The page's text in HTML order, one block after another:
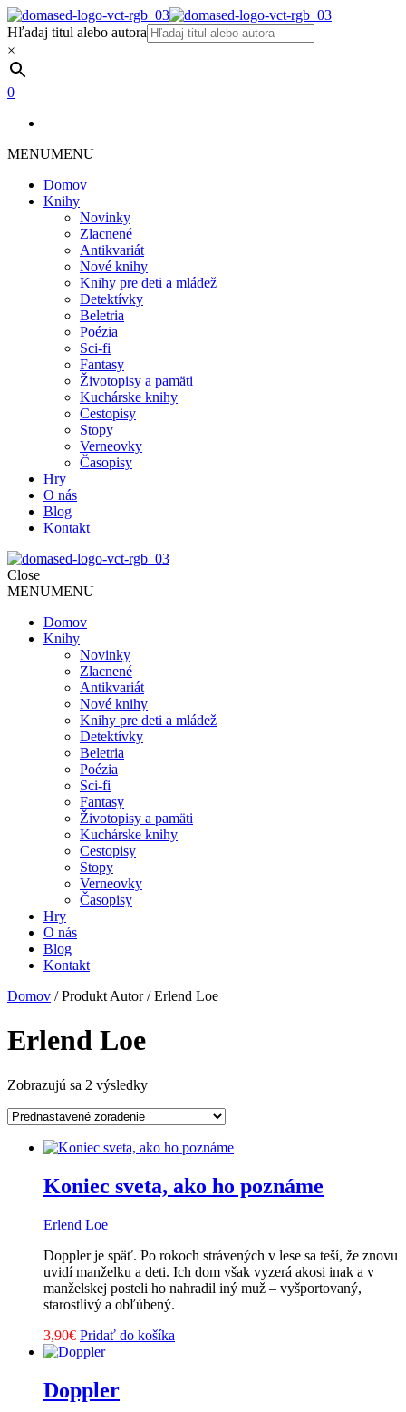
Hľadaj titul alebo autora
×
0
MENUMENU
Domov
Knihy
Novinky
Zlacnené
Antikvariát
Nové knihy
Knihy pre deti a mládež
Detektívky
Beletria
Poézia
Sci-fi
Fantasy
Životopisy a pamäti
Kuchárske knihy
Cestopisy
Stopy
Verneovky
Časopisy
Hry
O nás
Blog
Kontakt
Close
MENUMENU
Domov
Knihy
Novinky
Zlacnené
Antikvariát
Nové knihy
Knihy pre deti a mládež
Detektívky
Beletria
Poézia
Sci-fi
Fantasy
Životopisy a pamäti
Kuchárske knihy
Cestopisy
Stopy
Verneovky
Časopisy
Hry
O nás
Blog
Kontakt
Domov / Produkt Autor / Erlend Loe
Erlend Loe
Zobrazujú sa 2 výsledky
Koniec sveta, ako ho poznáme
Erlend Loe
Doppler je späť. Po rokoch strávených v lese sa teší, že znovu
uvidí manželku a deti. Ich dom však vyzerá akosi inak a v
manželskej posteli ho nahradil iný muž – vyšportovaný,
starostlivý a obľúbený.
3,90€ Pridať do košíka
Doppler